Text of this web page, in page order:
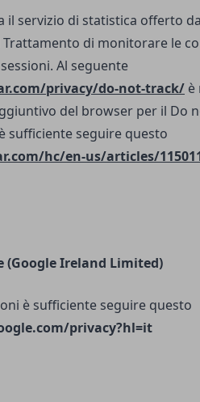
il servizio di statistica offerto
Trattamento di monitorare le
Al seguente
privacy/do-not-track/ è
del browser per il Do
sufficiente seguire questo
hc/en-us/articles/
(Google Ireland Limited)
è sufficiente seguire questo
privacy?hl=it